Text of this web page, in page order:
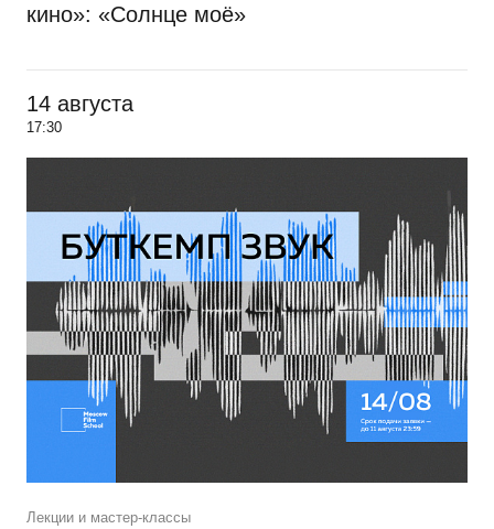
кино»: «Солнце моё»
14 августа
17:30
Лекции и мастер-классы